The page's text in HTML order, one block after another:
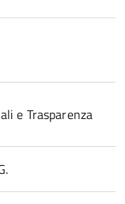
e Trasparenza